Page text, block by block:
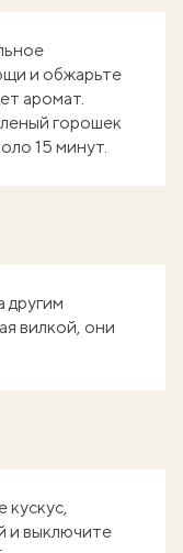
и обжарьте
аромат.
горошек
15 минут.
другим
вилкой, они
кускус,
и выключите